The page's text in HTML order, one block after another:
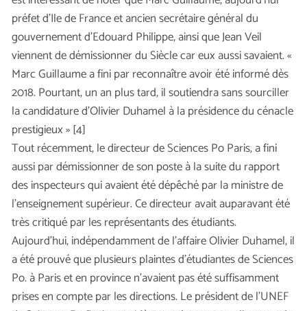
préfet d’Ile de France et ancien secrétaire général du
gouvernement d’Edouard Philippe, ainsi que Jean Veil
viennent de démissionner du Siècle car eux aussi savaient. «
Marc Guillaume a fini par reconnaître avoir été informé dès
2018. Pourtant, un an plus tard, il soutiendra sans sourciller
la candidature d’Olivier Duhamel à la présidence du cénacle
prestigieux » [4]
Tout récemment, le directeur de Sciences Po Paris, a fini
aussi par démissionner de son poste à la suite du rapport
des inspecteurs qui avaient été dépêché par la ministre de
l’enseignement supérieur. Ce directeur avait auparavant été
très critiqué par les représentants des étudiants.
Aujourd’hui, indépendamment de l’affaire Olivier Duhamel, il
a été prouvé que plusieurs plaintes d’étudiantes de Sciences
Po. à Paris et en province n’avaient pas été suffisamment
prises en compte par les directions. Le président de l’UNEF